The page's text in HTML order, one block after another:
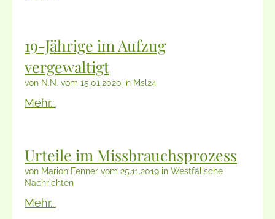
19-Jährige im Aufzug
vergewaltigt
von N.N. vom 15.01.2020 in Msl24
Mehr...
Urteile im Missbrauchsprozess
von Marion Fenner vom 25.11.2019 in Westfälische
Nachrichten
Mehr...